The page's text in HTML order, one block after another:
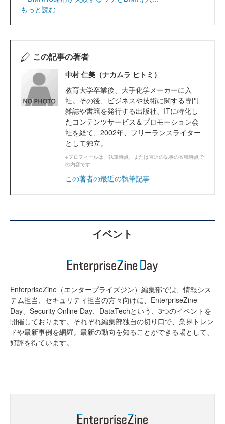
もっと読む
この記事の著者
中村 仁美（ナカムラ ヒトミ）
教育大学卒業後、大手化学メーカーに入
社。その後、ビジネスや技術に関する専門
雑誌や書籍を発行する出版社、ITに特化し
たコンテンツサービス＆プロモーション会
社を経て、2002年、フリーランスライター
として独立。
※プロフィールは、執筆時点、または直近の記事の寄稿時点で
の内容です
この著者の最近の執筆記事
イベント
EnterpriseZine（エンタープライズジン）編集部では、情報シス
テム担当、セキュリティ担当の方々向けに、EnterpriseZine
Day、Security Online Day、DataTechという、3つのイベントを
開催しております。それぞれ編集部独自の切り口で、業界トレン
ドや最新事例を網羅。最新の動向を知ることができる場として、
好評を得ています。